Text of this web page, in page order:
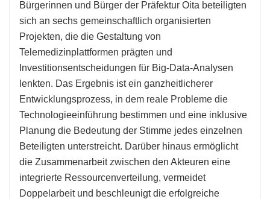
Bürgerinnen und Bürger der Präfektur Oita beteiligten
sich an sechs gemeinschaftlich organisierten
Projekten, die die Gestaltung von
Telemedizinplattformen prägten und
Investitionsentscheidungen für Big-Data-Analysen
lenkten. Das Ergebnis ist ein ganzheitlicherer
Entwicklungsprozess, in dem reale Probleme die
Technologieeinführung bestimmen und eine inklusive
Planung die Bedeutung der Stimme jedes einzelnen
Beteiligten unterstreicht. Darüber hinaus ermöglicht
die Zusammenarbeit zwischen den Akteuren eine
integrierte Ressourcenverteilung, vermeidet
Doppelarbeit und beschleunigt die erfolgreiche